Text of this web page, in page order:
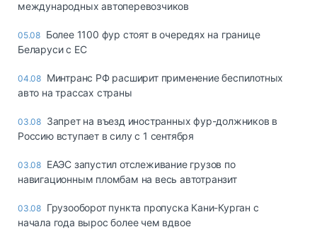
международных автоперевозчиков
05.08 Более 1100 фур стоят в очередях на границе
Беларуси с ЕС
04.08 Минтранс РФ расширит применение беспилотных
авто на трассах страны
03.08 Запрет на въезд иностранных фур-должников в
Россию вступает в силу с 1 сентября
03.08 ЕАЭС запустил отслеживание грузов по
навигационным пломбам на весь автотранзит
03.08 Грузооборот пункта пропуска Кани-Курган с
начала года вырос более чем вдвое